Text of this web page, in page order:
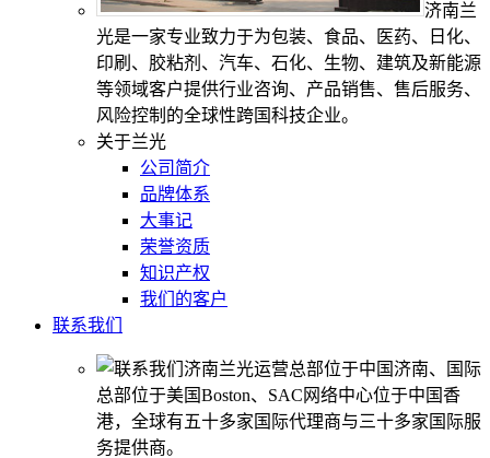
济南兰
光是一家专业致力于为包装、食品、医药、日化、
印刷、胶粘剂、汽车、石化、生物、建筑及新能源
等领域客户提供行业咨询、产品销售、售后服务、
风险控制的全球性跨国科技企业。
关于兰光
公司简介
品牌体系
大事记
荣誉资质
知识产权
我们的客户
联系我们
济南兰光运营总部位于中国济南、国际
总部位于美国Boston、SAC网络中心位于中国香
港，全球有五十多家国际代理商与三十多家国际服
务提供商。